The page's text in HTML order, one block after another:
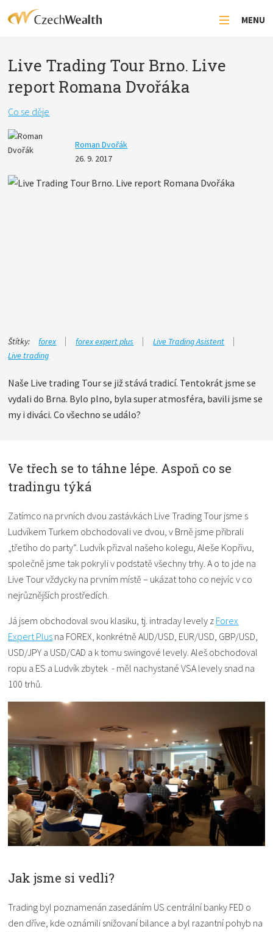
MENU
Live Trading Tour Brno. Live
report Romana Dvořáka
Co se děje
Roman Dvořák
26. 9. 2017
Štítky: forex forex expert plus
Live Trading Asistent
Live trading
Naše Live trading Tour se již stává tradicí. Tentokrát jsme se
vydali do Brna. Bylo plno, byla super atmosféra, bavili jsme se
my i diváci. Co všechno se událo?
Ve třech se to táhne lépe. Aspoň co se
tradingu týká
Zatímco na prvních dvou zastávkách Live Trading Tour jsme s
Ludvíkem Turkem obchodovali ve dvou, v Brně jsme přibrali
„třetího do party“. Ludvík přizval našeho kolegu, Aleše Kopřivu,
společně jsme tak pokryli v podstatě všechny trhy. A o to jde na
Live Tour vždycky na prvním místě – ukázat toho co nejvíc v co
nejrůznějších prostředích.
Já jsem obchodoval svou klasiku, tj. intraday levely z Forex
Expert Plus na FOREX, konkrétně AUD/USD, EUR/USD, GBP/USD,
USD/JPY a USD/CAD a k tomu swingové levely. Aleš obchodoval
ropu a ES a Ludvík zbytek - měl nachystané VSA levely snad na
100 trhů.
Jak jsme si vedli?
Trading byl poznamenán zasedáním US centrální banky FED o
den dříve, kde oznámili snižovaní bilance a byl razantní pohyb na